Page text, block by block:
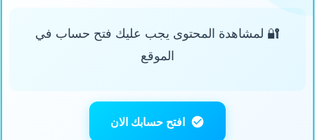
🔐 لمشاهدة المحتوى يجب عليك فتح حساب في
الموقع
افتح حسابك الان